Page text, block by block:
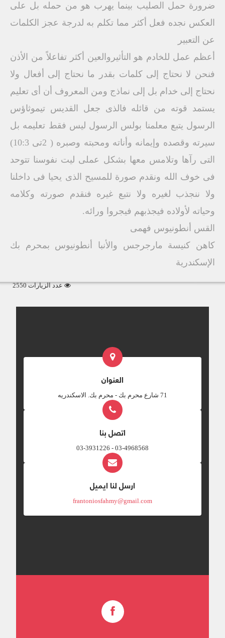
ضرورة حمل الصليب بينما يهرب هو من حمله بل على
العكس نجده فعل أكثر مما تكلم به لدرجة عجز الكلمات
عن التعبير
أعظم عمل للخادم هو التأثيروالعين أكثر تفاعلاً من الأذن
فنحن لا نحتاج إلى كلمات بقدر ما نحتاج إلى أفعال ولا
نحتاج إلى خدام بل إلى نماذج ومن المعروف أن أى تعليم
يستمد قوته من قائله فالذى جعل القديس تيموثاؤس
الرسول يتبع معلمنا بولس الرسول ليس فقط تعليمه بل
سيرته وقصده وإيمانه وأناته ومحبته وصبره ( 2تى 10:3)
التى رآها وتلامس معها بشكل عملى ليت نفوسنا تتوحد
فى خوف الله ونقدم صورة للمسيح الذى يحيا فى داخلنا
ولا ننجذب لغيره ولا نتبع غيره فنقدم صورته وكلامه
وحياته لأولاده فيجذبهم فيجروا ورائه.
القس أنطونيوس فهمى
كاهن كنيسة مارجرجس والأنبا أنطونيوس بمحرم بك
الإسكندرية
عدد الزيارات 2550
العنوان
‎71 شارع محرم بك - محرم بك. الاسكندريه
اتصل بنا
03-4968568 - 03-3931226
ارسل لنا ايميل
frantoniosfahmy@gmail.com